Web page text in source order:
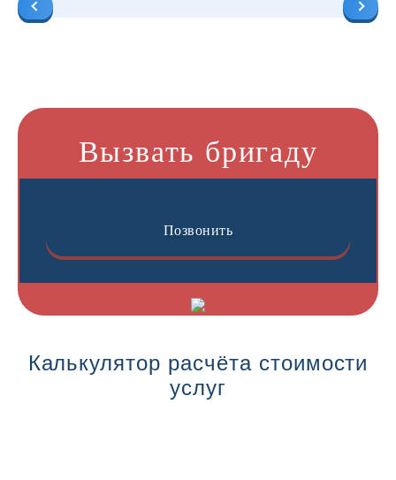
Вызвать бригаду
Позвонить
Калькулятор расчёта стоимости
услуг